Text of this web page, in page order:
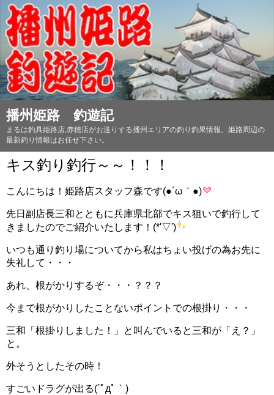
播州姫路 釣遊記
まるは釣具姫路店,赤穂店がお送りする播州エリアの釣り釣果情報。姫路周辺の
最新釣り情報はお任せ下さい。
キス釣り釣行～～！！！
こんにちは！姫路店スタッフ森です(●´ω｀●)
先日副店長三和とともに兵庫県北部でキス狙いで釣行して
きましたのでご紹介いたします！(*'▽')
いつも通り釣り場についてから私はちょい投げの為お先に
失礼して・・・
あれ、根がかりするぞ・・・？？？
今まで根がかりしたことないポイントでの根掛り・・・
三和「根掛りしました！」と叫んでいると三和が「え？」
と。
外そうとしたその時！
すごいドラグが出る(´ﾟдﾟ｀)